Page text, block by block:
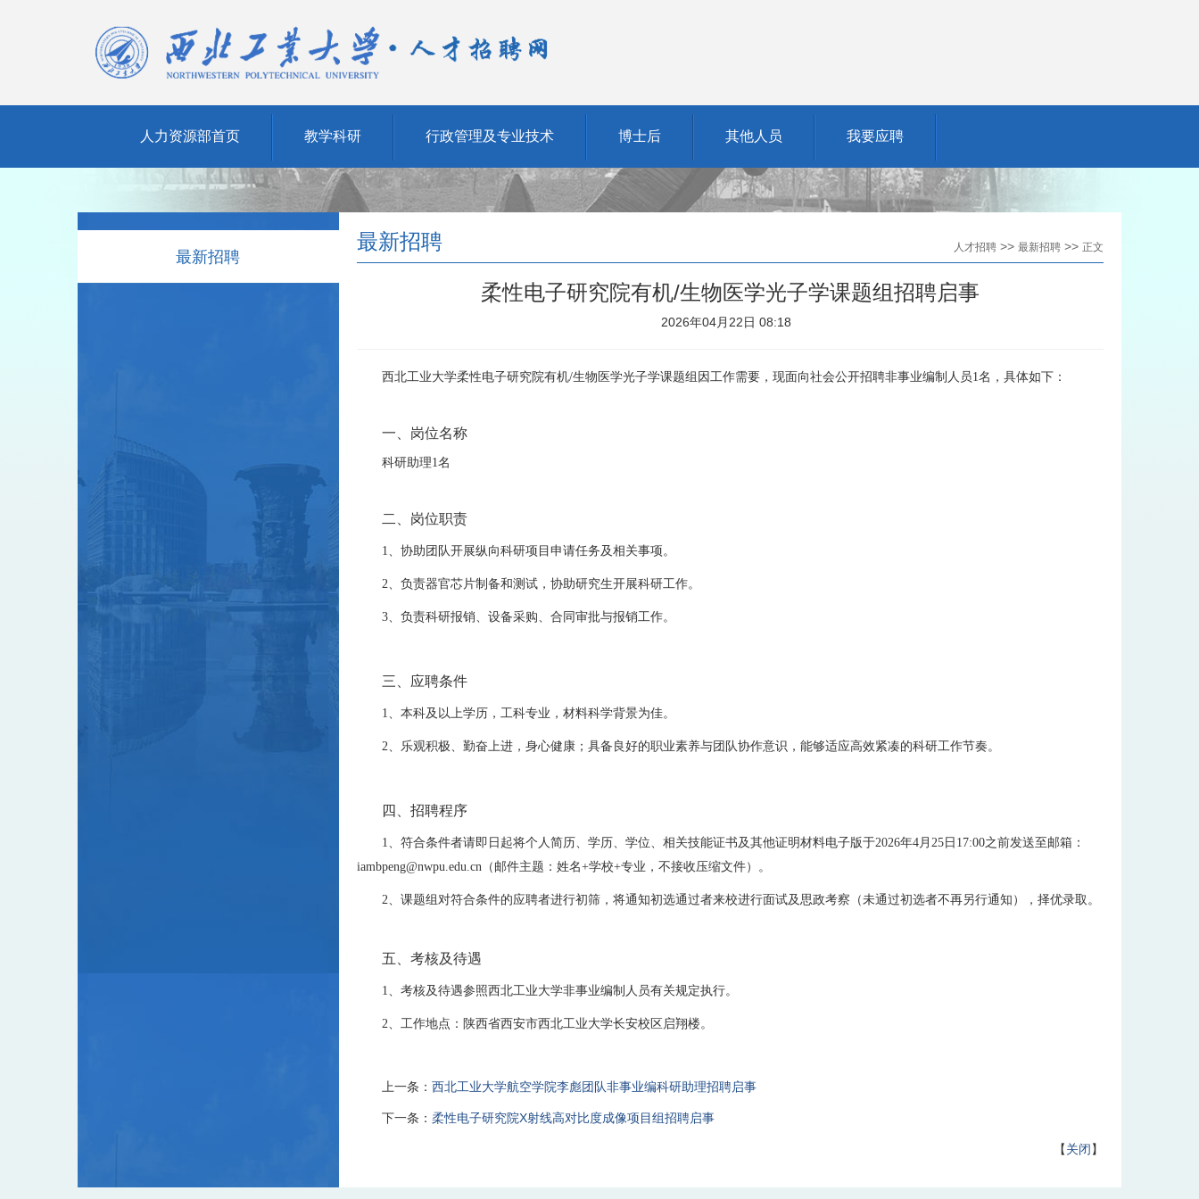
人力资源部首页 教学科研 行政管理及专业技术 博士后 其他人员 我要应聘
最新招聘
最新招聘 人才招聘 >> 最新招聘 >> 正文
柔性电子研究院有机/生物医学光子学课题组招聘启事
2026年04月22日 08:18
西北工业大学柔性电子研究院有机/生物医学光子学课题组 因工作需要，现面向社会公开招聘非事业编制人员1名，具体如下：
一、岗位名称
科研助理1名
二、岗位职责
1、协助团队开展纵向科研项目申请任务及相关事项。
2、负责器官芯片制备和测试，协助研究生开展科研工作。
3、负责科研报销、设备采购、合同审批与报销工作。
三、应聘条件
1 本科及 以上学历，工科专业，材料科学背景为佳。
2 乐观积极、勤奋上进，身心健康；具备良好的职业素养与团队协作意识，能够适应高效紧凑的科研工作节奏。
四、招聘程序
1 符合条件者请即日起将个人简历、学历、学位、相关技能证书及其他证明材料电子版于2026年4月 25日 17:00之前发送至邮箱：
iambpeng@nwpu.edu.cn（邮件主题：姓名+学校+专业，不接收压缩文件）。
2 课题组对符合条件的应聘者进行初筛，将通知初选通过者来校进行面试及思政考察（未通过初选者不再另行通知），择优录取。
五、考核及待遇
1、 考核及待遇参照西北工业大学非事业编制人员有关规定执行。
2、 工作地点：陕西省西安市西北工业大学长安校区启翔楼。
上一条： 西北工业大学航空学院李彪团队非事业编科研助理招聘启事
下一条： 柔性电子研究院X射线高对比度成像项目组招聘启事
【关闭】